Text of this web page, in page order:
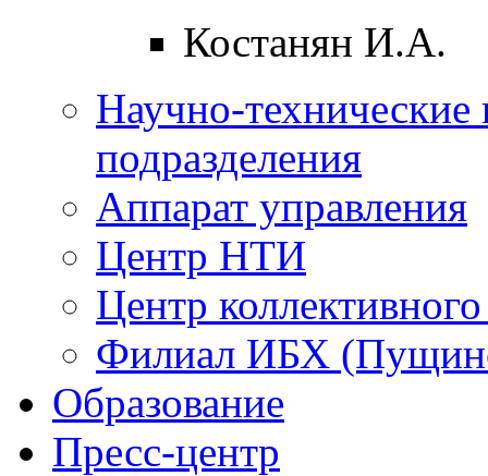
Костанян И.А.
Научно-технические
подразделения
Аппарат управления
Центр НТИ
Центр
Филиал ИБХ
Образование
Пресс-центр